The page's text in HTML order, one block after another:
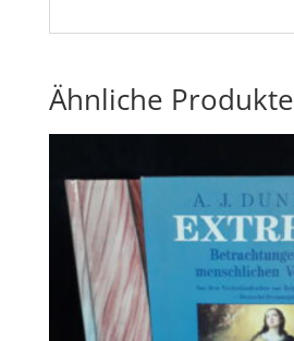
Ähnliche Produkte